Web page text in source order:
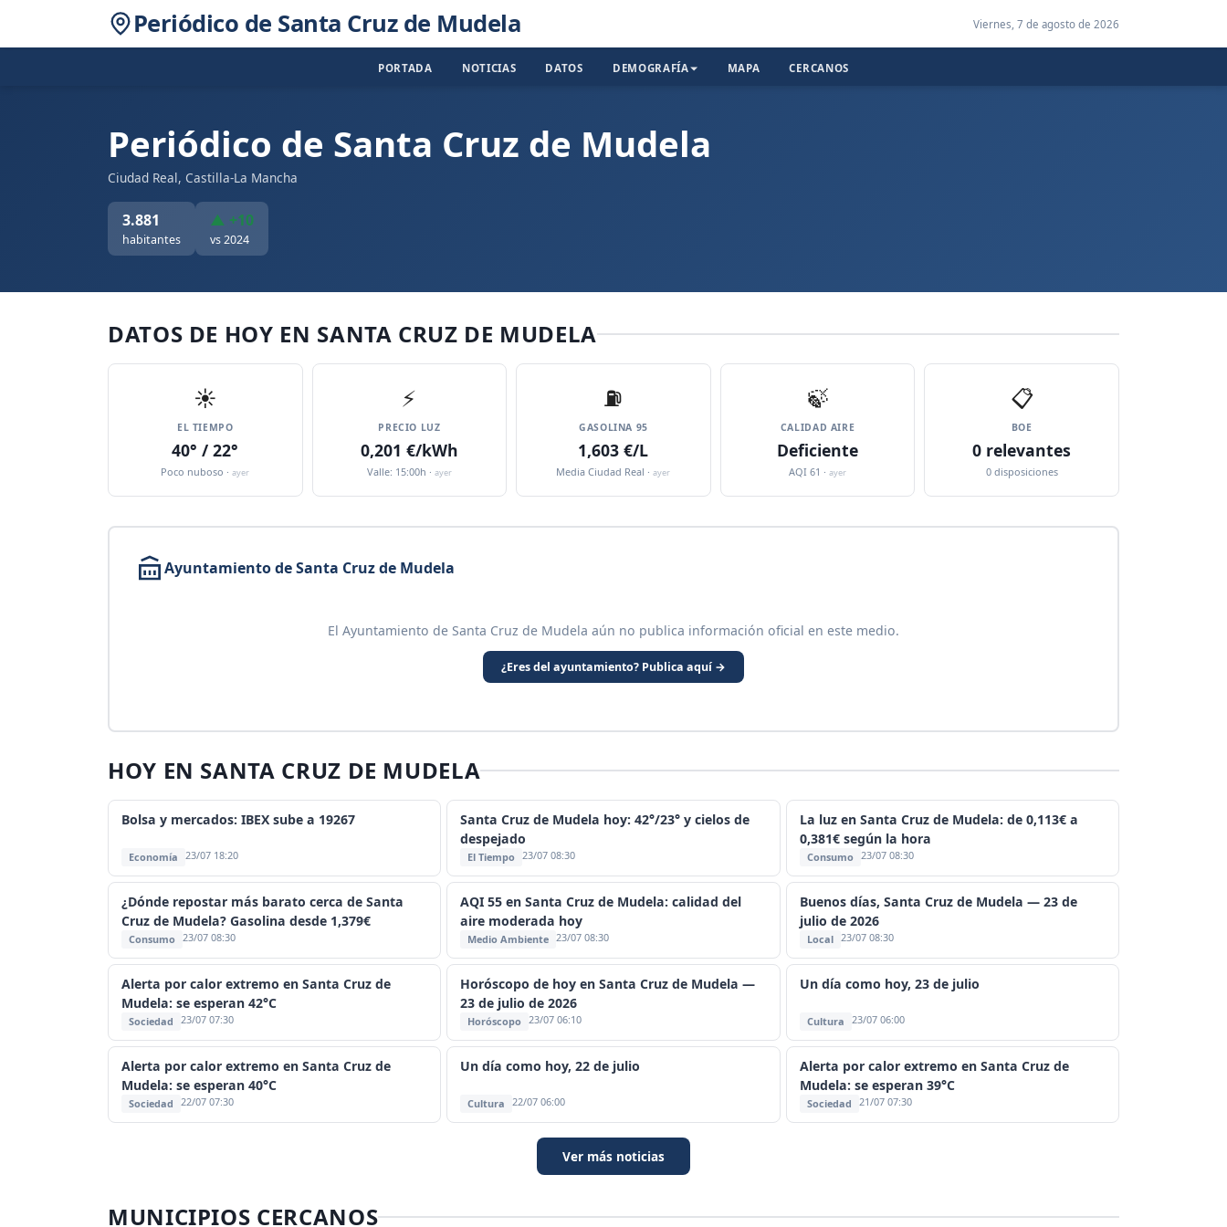
Periódico de Santa Cruz de Mudela Viernes, 7 de agosto de 2026
PORTADA NOTICIAS DATOS DEMOGRAFÍA MAPA CERCANOS
Periódico de Santa Cruz de Mudela
Ciudad Real, Castilla-La Mancha
3.881
habitantes
▲ +10
vs 2024
DATOS DE HOY EN SANTA CRUZ DE MUDELA
☀️
EL TIEMPO
40° / 22°
Poco nuboso ·ayer
⚡
PRECIO LUZ
0,201 €/kWh
Valle: 15:00h · ayer
⛽️
GASOLINA 95
1,603 €/L
Media Ciudad Real ·ayer
🍃
CALIDAD AIRE
Deficiente
AQI 61 ·ayer
📋
BOE
0 relevantes
0 disposiciones
Ayuntamiento de Santa Cruz de Mudela
El Ayuntamiento de Santa Cruz de Mudela aún no publica información oficial en este medio.
¿Eres del ayuntamiento? Publica aquí →
HOY EN SANTA CRUZ DE MUDELA
Bolsa y mercados: IBEX sube a 19267
Economía 23/07 18:20
Santa Cruz de Mudela hoy: 42°/23° y cielos de
despejado
El Tiempo 23/07 08:30
La luz en Santa Cruz de Mudela: de 0,113€ a
0,381€ según la hora
Consumo 23/07 08:30
¿Dónde repostar más barato cerca de Santa
Cruz de Mudela? Gasolina desde 1,379€
Consumo 23/07 08:30
AQI 55 en Santa Cruz de Mudela: calidad del
aire moderada hoy
Medio Ambiente 23/07 08:30
Buenos días, Santa Cruz de Mudela — 23 de
julio de 2026
Local 23/07 08:30
Alerta por calor extremo en Santa Cruz de
Mudela: se esperan 42°C
Sociedad 23/07 07:30
Horóscopo de hoy en Santa Cruz de Mudela —
23 de julio de 2026
Horóscopo 23/07 06:10
Un día como hoy, 23 de julio
Cultura 23/07 06:00
Alerta por calor extremo en Santa Cruz de
Mudela: se esperan 40°C
Sociedad 22/07 07:30
Un día como hoy, 22 de julio
Cultura 22/07 06:00
Alerta por calor extremo en Santa Cruz de
Mudela: se esperan 39°C
Sociedad 21/07 07:30
Ver más noticias
MUNICIPIOS CERCANOS